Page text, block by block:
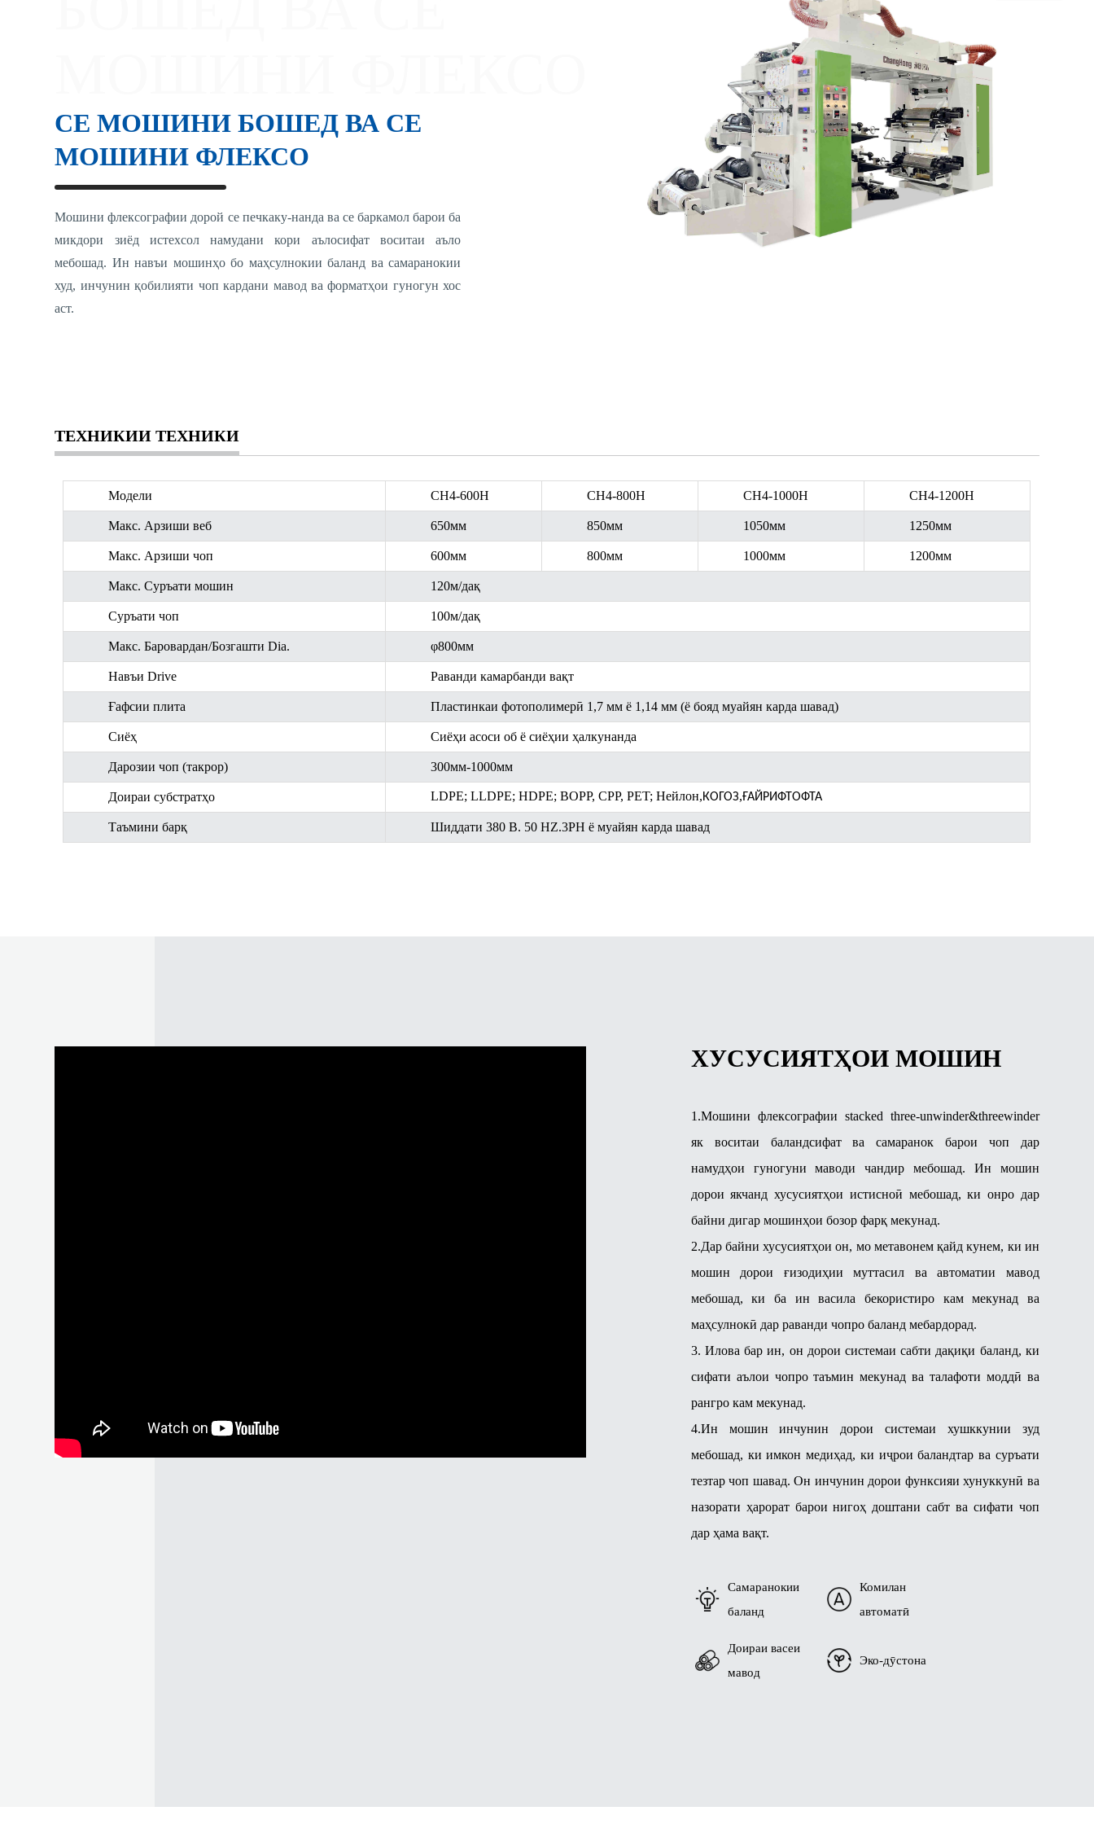
СЕ МОШИНИ БОШЕД ВА СЕ
МОШИНИ ФЛЕКСО
Мошини флексографии дорой се печкаку-нанда ва се баркамол барои ба
микдори зиёд истехсол намудани кори аълосифат воситаи аъло
мебошад. Ин навъи мошинҳо бо маҳсулнокии баланд ва самаранокии
худ, инчунин қобилияти чоп кардани мавод ва форматҳои гуногун хос
аст.
ТЕХНИКИИ ТЕХНИКИ
Модели CH4-600H CH4-800H CH4-1000H CH4-1200H
Макс. Арзиши веб 650мм 850мм 1050мм 1250мм
Макс. Арзиши чоп 600мм 800мм 1000мм 1200мм
Макс. Суръати мошин 120м/дақ
Суръати чоп 100м/дақ
Макс. Баровардан/Бозгашти Dia. φ800мм
Навъи Drive Раванди камарбанди вақт
Ғафсии плита Пластинкаи фотополимерӣ 1,7 мм ё 1,14 мм (ё бояд муайян карда шавад)
Сиёҳ Сиёҳи асоси об ё сиёҳии ҳалкунанда
Дарозии чоп (такрор) 300мм-1000мм
Доираи субстратҳо LDPE; LLDPE; HDPE; BOPP, CPP, PET; Нейлон,КОГОЗ,ҒАЙРИФТОФТА
Таъмини барқ Шиддати 380 В. 50 HZ.3PH ё муайян карда шавад
ХУСУСИЯТҲОИ МОШИН
1.Мошини флексографии stacked three-unwinder&threewinder
як воситаи баландсифат ва самаранок барои чоп дар
намудҳои гуногуни маводи чандир мебошад. Ин мошин
дорои якчанд хусусиятҳои истисноӣ мебошад, ки онро дар
байни дигар мошинҳои бозор фарқ мекунад.
2.Дар байни хусусиятҳои он, мо метавонем қайд кунем, ки ин
мошин дорои ғизодиҳии муттасил ва автоматии мавод
мебошад, ки ба ин васила бекористиро кам мекунад ва
маҳсулнокӣ дар раванди чопро баланд мебардорад.
3. Илова бар ин, он дорои системаи сабти дақиқи баланд, ки
сифати аълои чопро таъмин мекунад ва талафоти моддӣ ва
рангро кам мекунад.
4.Ин мошин инчунин дорои системаи хушккунии зуд
мебошад, ки имкон медиҳад, ки иҷрои баландтар ва суръати
тезтар чоп шавад. Он инчунин дорои функсияи хунуккунӣ ва
назорати ҳарорат барои нигоҳ доштани сабт ва сифати чоп
дар ҳама вақт.
Самаранокии
баланд
Комилан
автоматӣ
Доираи васеи
мавод
Эко-дӯстона